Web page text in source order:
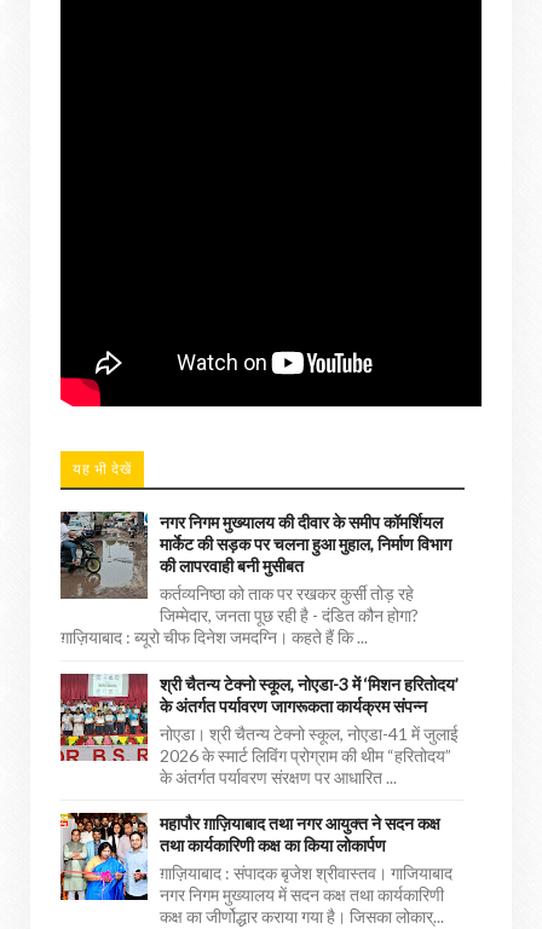
यह भी देखें
नगर निगम मुख्यालय की दीवार के समीप कॉमर्शियल
मार्केट की सड़क पर चलना हुआ मुहाल, निर्माण विभाग
की लापरवाही बनी मुसीबत
कर्तव्यनिष्ठा को ताक पर रखकर कुर्सी तोड़ रहे
जिम्मेदार, जनता पूछ रही है - दंडित कौन होगा?
ग़ाज़ियाबाद : ब्यूरो चीफ दिनेश जमदग्नि। कहते हैं कि ...
श्री चैतन्य टेक्नो स्कूल, नोएडा-3 में ‘मिशन हरितोदय’
के अंतर्गत पर्यावरण जागरूकता कार्यक्रम संपन्न
नोएडा। श्री चैतन्य टेक्नो स्कूल, नोएडा-41 में जुलाई
2026 के स्मार्ट लिविंग प्रोग्राम की थीम “हरितोदय”
के अंतर्गत पर्यावरण संरक्षण पर आधारित ...
महापौर ग़ाज़ियाबाद तथा नगर आयुक्त ने सदन कक्ष
तथा कार्यकारिणी कक्ष का किया लोकार्पण
ग़ाज़ियाबाद : संपादक बृजेश श्रीवास्तव। गाजियाबाद
नगर निगम मुख्यालय में सदन कक्ष तथा कार्यकारिणी
कक्ष का जीर्णोद्धार कराया गया है। जिसका लोकार्...